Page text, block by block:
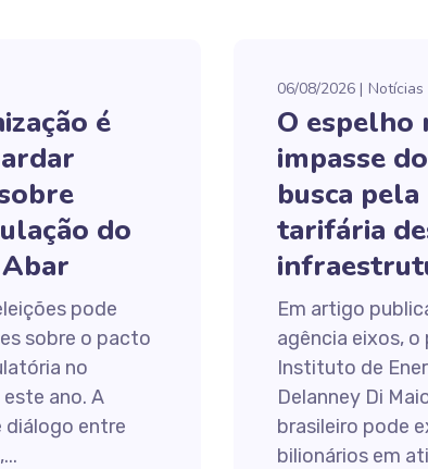
é
do
pode
sobre o pacto
no
ano. A
diálogo entre
06/08/2026 Notícias
O espelho
impasse
busca
tarifária
Em artigo
agência eixos,
Instituto de
Delanney Di
brasileiro pode
bilionários em